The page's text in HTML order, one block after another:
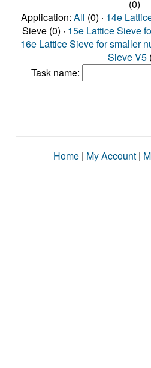
(0)
Application: All (0) · 14e
Sieve (0) · 15e Lattice Sieve
16e Lattice Sieve for smaller
Sieve V5
Task name:
Home | My Account |